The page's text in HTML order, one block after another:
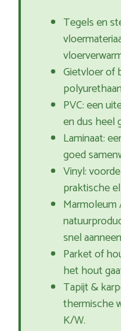
Tegels en
Gietvloer of
PVC: een
en dus heel
Laminaat:
goed
Vinyl:
praktische
Marmoleum
snel
Parket of
het hout
Tapijt &
thermische
K/W.